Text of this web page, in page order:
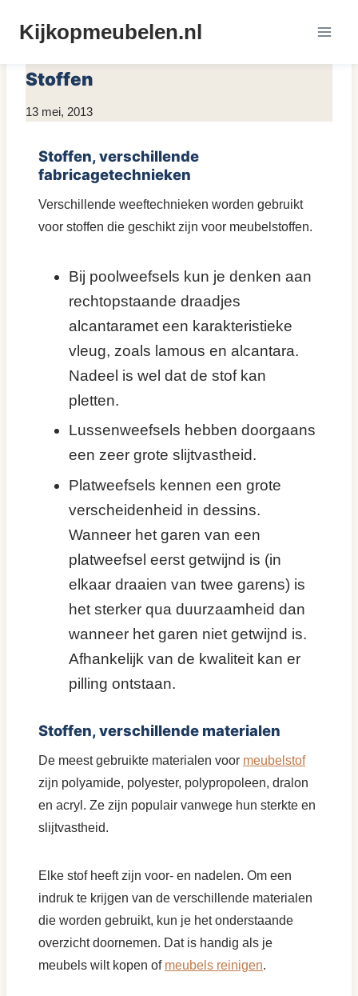
naarKijkopmeubelen.nl
Stoffen
Door
13 mei, 2013
Stoffen, verschillende
fabricagetechnieken
Verschillende weeftechnieken worden gebruikt
voor stoffen die geschikt zijn voor meubelstoffen.
Bij poolweefsels kun je denken aan
rechtopstaande draadjes
alcantaramet een karakteristieke
vleug, zoals lamous en alcantara.
Nadeel is wel dat de stof kan
pletten.
Lussenweefsels hebben doorgaans
een zeer grote slijtvastheid.
Platweefsels kennen een grote
verscheidenheid in dessins.
Wanneer het garen van een
platweefsel eerst getwijnd is (in
elkaar draaien van twee garens) is
het sterker qua duurzaamheid dan
wanneer het garen niet getwijnd is.
Afhankelijk van de kwaliteit kan er
pilling ontstaan.
Stoffen, verschillende materialen
De meest gebruikte materialen voor meubelstof
zijn polyamide, polyester, polypropoleen, dralon
en acryl. Ze zijn populair vanwege hun sterkte en
slijtvastheid.
Elke stof heeft zijn voor- en nadelen. Om een
indruk te krijgen van de verschillende materialen
die worden gebruikt, kun je het onderstaande
overzicht doornemen. Dat is handig als je
meubels wilt kopen of meubels reinigen.